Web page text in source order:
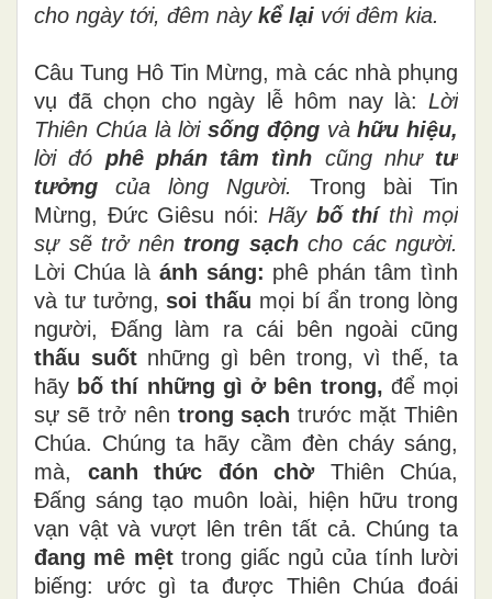
cho ngày tới, đêm này kể lại với đêm kia.
Câu Tung Hô Tin Mừng, mà các nhà phụng
vụ đã chọn cho ngày lễ hôm nay là: Lời
Thiên Chúa là lời sống độngvàhữu hiệu,
lời đó phê phán tâm tình cũng như tư
tưởng của lòng Người. Trong bài Tin
Mừng, Đức Giêsu nói: Hãy bố thíthì mọi
sự sẽ trở nên trong sạchcho các người.
Lời Chúa là ánh sáng: phê phán tâm tình
và tư tưởng, soi thấu mọi bí ẩn trong lòng
người, Đấng làm ra cái bên ngoài cũng
thấu suốtnhững gì bên trong, vì thế, ta
hãy bố thí những gì ở bên trong, để mọi
sự sẽ trở nên trong sạch trước mặt Thiên
Chúa. Chúng ta hãy cầm đèn cháy sáng,
mà, canh thức đón chờThiên Chúa,
Đấng sáng tạo muôn loài, hiện hữu trong
vạn vật và vượt lên trên tất cả. Chúng ta
đang mê mệttrong giấc ngủ của tính lười
biếng: ước gì ta được Thiên Chúa đoái